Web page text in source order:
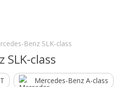
Benz SLK-class
SLK-class
Mercedes-Benz A-class